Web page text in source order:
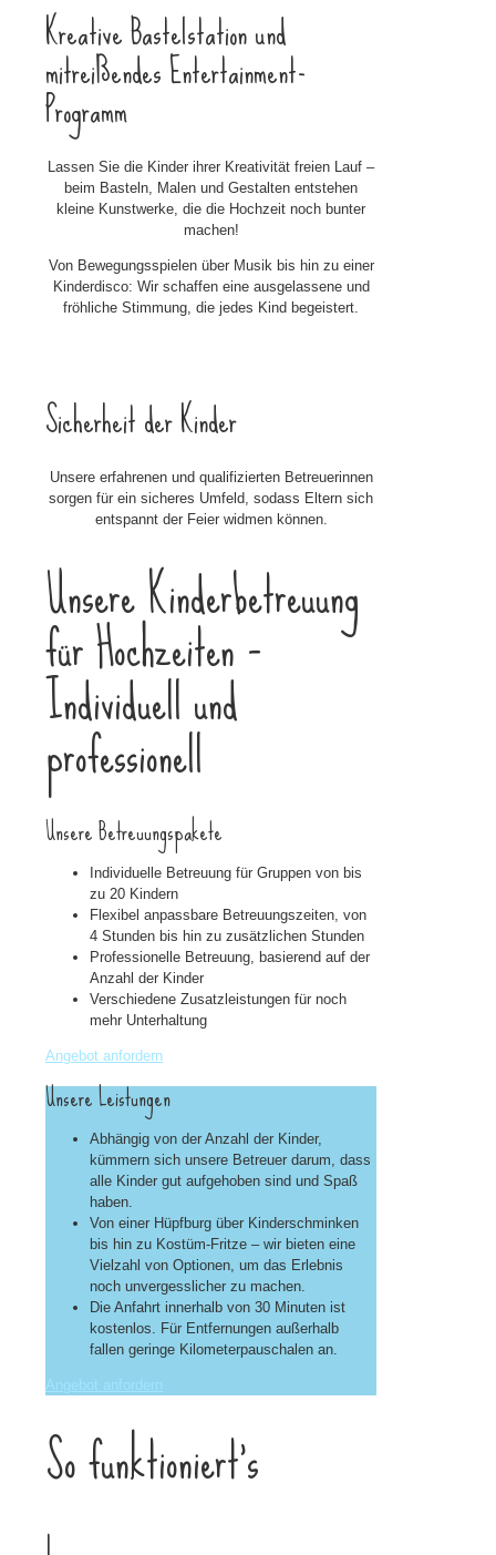
Kreative Bastelstation und
mitreißendes Entertainment-
Programm
Lassen Sie die Kinder ihrer Kreativität freien Lauf –
beim Basteln, Malen und Gestalten entstehen
kleine Kunstwerke, die die Hochzeit noch bunter
machen!
Von Bewegungsspielen über Musik bis hin zu einer
Kinderdisco: Wir schaffen eine ausgelassene und
fröhliche Stimmung, die jedes Kind begeistert.
Sicherheit der Kinder
Unsere erfahrenen und qualifizierten Betreuerinnen
sorgen für ein sicheres Umfeld, sodass Eltern sich
entspannt der Feier widmen können.
Unsere Kinderbetreuung
für Hochzeiten –
Individuell und
professionell
Unsere Betreuungspakete
Individuelle Betreuung für Gruppen von bis
zu 20 Kindern
Flexibel anpassbare Betreuungszeiten, von
4 Stunden bis hin zu zusätzlichen Stunden
Professionelle Betreuung, basierend auf der
Anzahl der Kinder
Verschiedene Zusatzleistungen für noch
mehr Unterhaltung
Angebot anfordern
Unsere Leistungen
Abhängig von der Anzahl der Kinder,
kümmern sich unsere Betreuer darum, dass
alle Kinder gut aufgehoben sind und Spaß
haben.
Von einer Hüpfburg über Kinderschminken
bis hin zu Kostüm-Fritze – wir bieten eine
Vielzahl von Optionen, um das Erlebnis
noch unvergesslicher zu machen.
Die Anfahrt innerhalb von 30 Minuten ist
kostenlos. Für Entfernungen außerhalb
fallen geringe Kilometerpauschalen an.
So funktioniert’s